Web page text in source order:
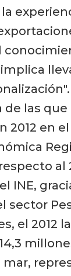
de las
2012 en
al
INE,
sector
el 2012